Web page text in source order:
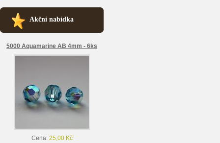
Akční nabídka
5000 Aquamarine AB 4mm - 6ks
Cena: 25,00 Kč